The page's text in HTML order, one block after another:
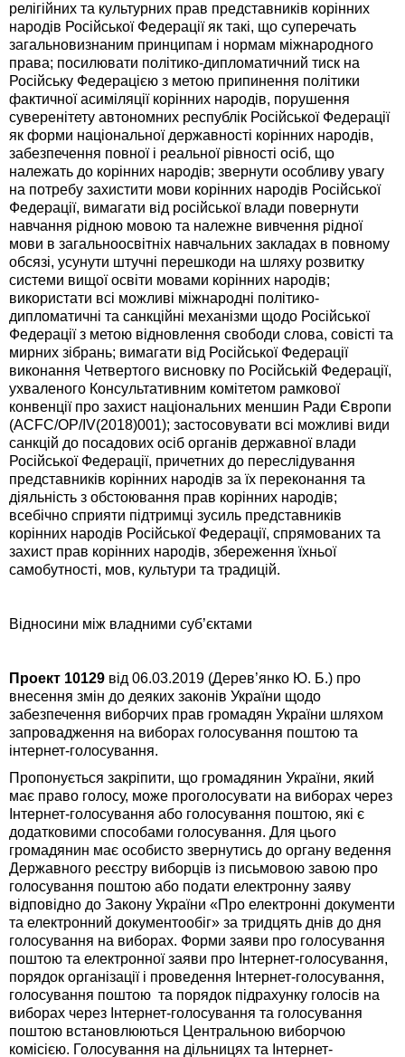
релігійних та культурних прав представників корінних
народів Російської Федерації як такі, що суперечать
загальновизнаним принципам і нормам міжнародного
права; посилювати політико-дипломатичний тиск на
Російську Федерацією з метою припинення політики
фактичної асиміляції корінних народів, порушення
суверенітету автономних республік Російської Федерації
як форми національної державності корінних народів,
забезпечення повної і реальної рівності осіб, що
належать до корінних народів; звернути особливу увагу
на потребу захистити мови корінних народів Російської
Федерації, вимагати від російської влади повернути
навчання рідною мовою та належне вивчення рідної
мови в загальноосвітніх навчальних закладах в повному
обсязі, усунути штучні перешкоди на шляху розвитку
системи вищої освіти мовами корінних народів;
використати всі можливі міжнародні політико-
дипломатичні та санкційні механізми щодо Російської
Федерації з метою відновлення свободи слова, совісті та
мирних зібрань; вимагати від Російської Федерації
виконання Четвертого висновку по Російській Федерації,
ухваленого Консультативним комітетом рамкової
конвенції про захист національних меншин Ради Європи
(ACFC/OP/IV(2018)001); застосовувати всі можливі види
санкцій до посадових осіб органів державної влади
Російської Федерації, причетних до переслідування
представників корінних народів за їх переконання та
діяльність з обстоювання прав корінних народів;
всебічно сприяти підтримці зусиль представників
корінних народів Російської Федерації, спрямованих та
захист прав корінних народів, збереження їхньої
самобутності, мов, культури та традицій.
Відносини між владними суб’єктами
Проект 10129 від 06.03.2019 (Дерев’янко Ю. Б.) про
внесення змін до деяких законів України щодо
забезпечення виборчих прав громадян України шляхом
запровадження на виборах голосування поштою та
інтернет-голосування.
Пропонується закріпити, що громадянин України, який
має право голосу, може проголосувати на виборах через
Інтернет-голосування або голосування поштою, які є
додатковими способами голосування. Для цього
громадянин має особисто звернутись до органу ведення
Державного реєстру виборців із письмовою завою про
голосування поштою або подати електронну заяву
відповідно до Закону України «Про електронні документи
та електронний документообіг» за тридцять днів до дня
голосування на виборах. Форми заяви про голосування
поштою та електронної заяви про Інтернет-голосування,
порядок організації і проведення Інтернет-голосування,
голосування поштою та порядок підрахунку голосів на
виборах через Інтернет-голосування та голосування
поштою встановлюються Центральною виборчою
комісією. Голосування на дільницях та Інтернет-